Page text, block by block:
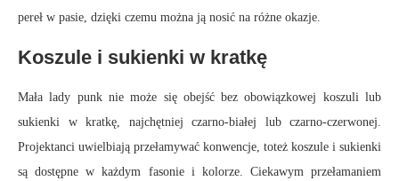
pereł w pasie, dzięki czemu można ją nosić na różne okazje.
Koszule i sukienki w kratkę
Mała lady punk nie może się obejść bez obowiązkowej koszuli lub
sukienki w kratkę, najchętniej czarno-białej lub czarno-czerwonej.
Projektanci uwielbiają przełamywać konwencje, toteż koszule i sukienki
są dostępne w każdym fasonie i kolorze. Ciekawym przełamaniem